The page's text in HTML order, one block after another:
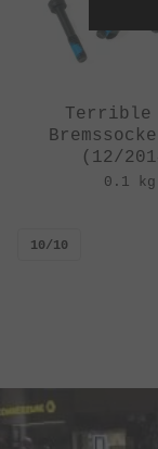
Terrible
(12/
0.1 kg
10/10